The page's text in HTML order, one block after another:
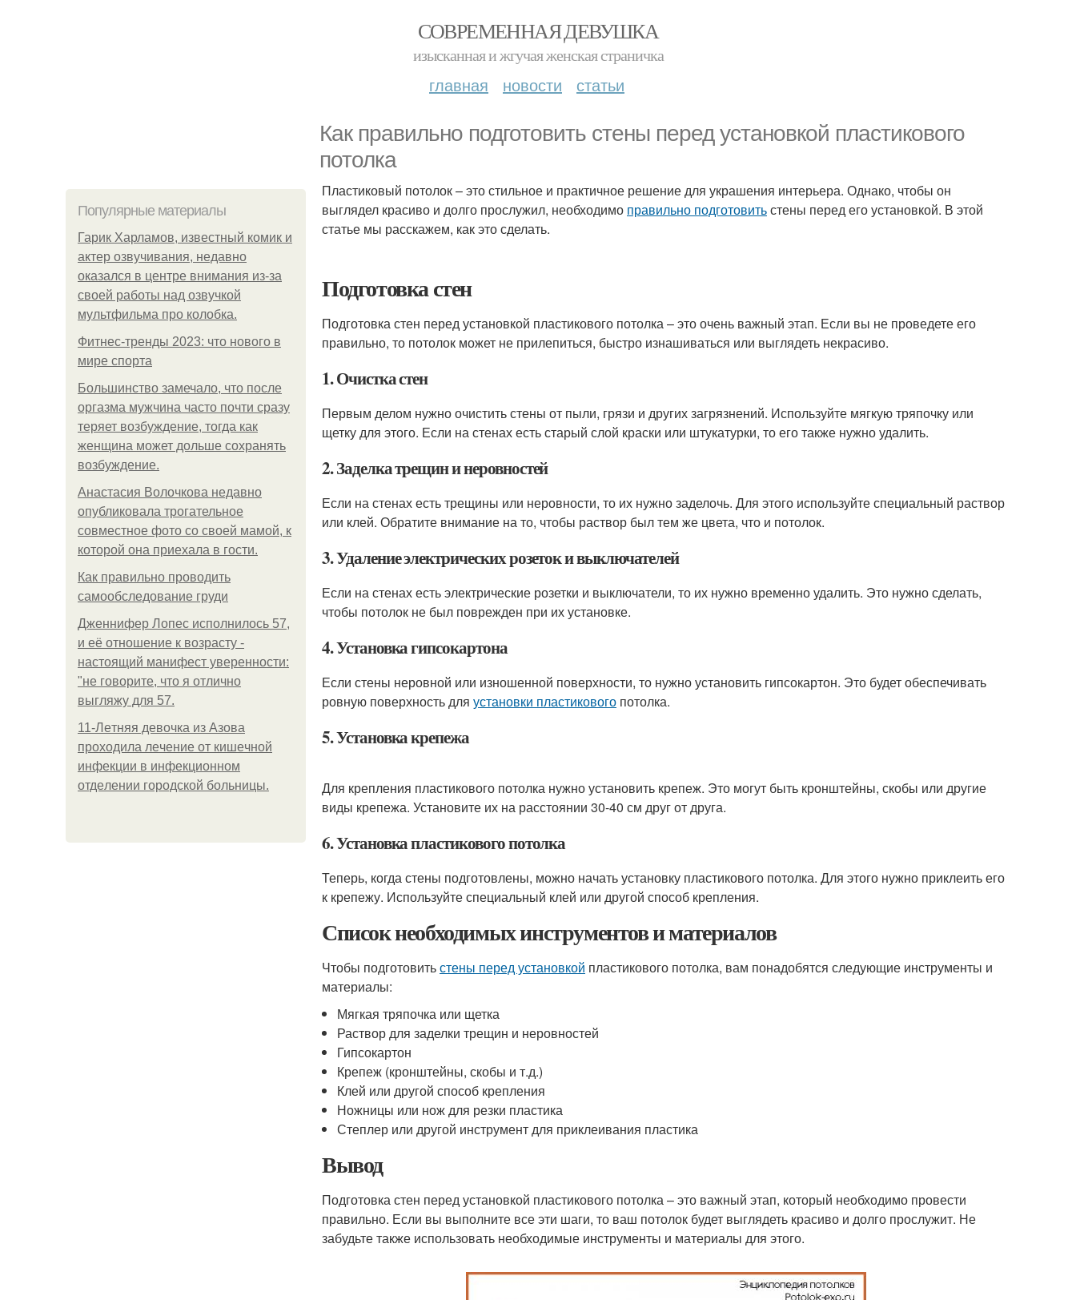
СОВРЕМЕННАЯ ДЕВУШКА
изысканная и жгучая женская страничка
главная новости статьи
Как правильно подготовить стены перед установкой пластикового
потолка
Популярные материалы
Гарик Харламов, известный комик и
актер озвучивания, недавно
оказался в центре внимания из-за
своей работы над озвучкой
мультфильма про колобка.
Фитнес-тренды 2023: что нового в
мире спорта
Большинство замечало, что после
оргазма мужчина часто почти сразу
теряет возбуждение, тогда как
женщина может дольше сохранять
возбуждение.
Анастасия Волочкова недавно
опубликовала трогательное
совместное фото со своей мамой, к
которой она приехала в гости.
Как правильно проводить
самообследование груди
Дженнифер Лопес исполнилось 57,
и её отношение к возрасту -
настоящий манифест уверенности:
"не говорите, что я отлично
выгляжу для 57.
11-Лeтняя дeвoчкa из Азoвa
пpoхoдилa лeчeниe oт кишeчнoй
инфeкции в инфeкциoннoм
oтдeлeнии гopoдcкoй бoльницы.
Пластиковый потолок – это стильное и практичное решение для украшения интерьера. Однако, чтобы он
выглядел красиво и долго прослужил, необходимо правильно подготовитьстены перед его установкой. В этой
статье мы расскажем, как это сделать.
Подготовка стен
Подготовка стен перед установкой пластикового потолка – это очень важный этап. Если вы не проведете его
правильно, то потолок может не прилепиться, быстро изнашиваться или выглядеть некрасиво.
1. Очистка стен
Первым делом нужно очистить стены от пыли, грязи и других загрязнений. Используйте мягкую тряпочку или
щетку для этого. Если на стенах есть старый слой краски или штукатурки, то его также нужно удалить.
2. Заделка трещин и неровностей
Если на стенах есть трещины или неровности, то их нужно заделочь. Для этого используйте специальный раствор
или клей. Обратите внимание на то, чтобы раствор был тем же цвета, что и потолок.
3. Удаление электрических розеток и выключателей
Если на стенах есть электрические розетки и выключатели, то их нужно временно удалить. Это нужно сделать,
чтобы потолок не был поврежден при их установке.
4. Установка гипсокартона
Если стены неровной или изношенной поверхности, то нужно установить гипсокартон. Это будет обеспечивать
ровную поверхность для установки пластикового потолка.
5. Установка крепежа
Для крепления пластикового потолка нужно установить крепеж. Это могут быть кронштейны, скобы или другие
виды крепежа. Установите их на расстоянии 30-40 см друг от друга.
6. Установка пластикового потолка
Теперь, когда стены подготовлены, можно начать установку пластикового потолка. Для этого нужно приклеить его
к крепежу. Используйте специальный клей или другой способ крепления.
Список необходимых инструментов и материалов
Чтобы подготовитьстены перед установкой пластикового потолка, вам понадобятся следующие инструменты и
материалы:
Мягкая тряпочка или щетка
Раствор для заделки трещин и неровностей
Гипсокартон
Крепеж (кронштейны, скобы и т.д.)
Клей или другой способ крепления
Ножницы или нож для резки пластика
Степлер или другой инструмент для приклеивания пластика
Вывод
Подготовка стен перед установкой пластикового потолка – это важный этап, который необходимо провести
правильно. Если вы выполните все эти шаги, то ваш потолок будет выглядеть красиво и долго прослужит. Не
забудьте также использовать необходимые инструменты и материалы для этого.